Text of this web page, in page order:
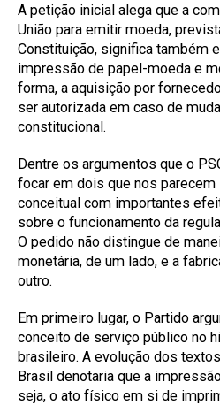
A petição inicial alega que a
União para emitir moeda,
Constituição, significa também
impressão de papel-moeda e
forma, a aquisição por
ser autorizada em caso de
constitucional.
Dentre os argumentos que o
focar em dois que nos
conceitual com importantes
sobre o funcionamento da
O pedido não distingue de
monetária, de um lado, e a
outro.
Em primeiro lugar, o Partido
conceito de serviço público no
brasileiro. A evolução dos
Brasil denotaria que a
seja, o ato físico em si de